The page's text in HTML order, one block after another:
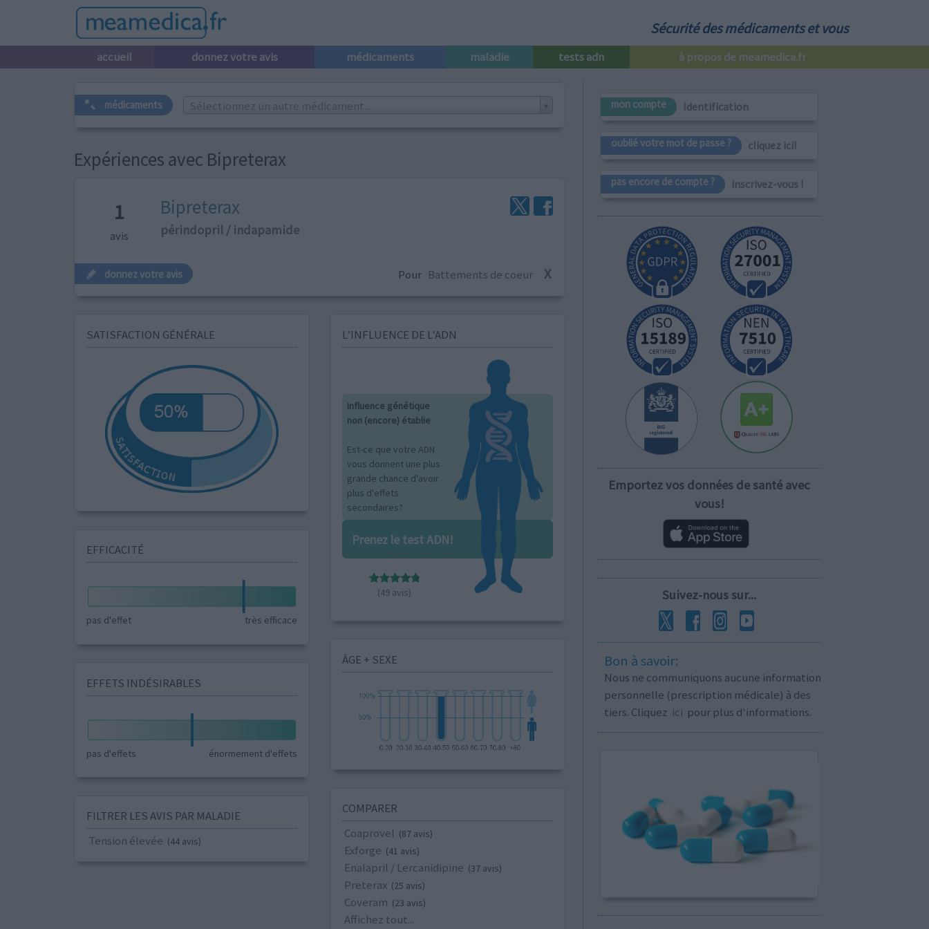
Sécurité des médicaments et vous
accueil donnez votre avis médicaments maladie tests adn à propos de meamedica.fr
médicaments Sélectionnez un autre médicament...
Expériences avec Bipreterax
1
avis
Bipreterax
périndopril / indapamide
donnez votre avis Pour Battements de coeur X
SATISFACTION GÉNÉRALE
EFFICACITÉ
pas d'effet très efficace
EFFETS INDÉSIRABLES
pas d'effets énormement d'effets
FILTRER LES AVIS PAR MALADIE
Tension élevée (44 avis)
L’INFLUENCE DE L'ADN
Influence génétique
non (encore) établie
Est-ce que votre ADN
vous donnent une plus
grande chance d'avoir
plus d'effets
secondaires?
Prenez le test ADN!
(49 avis)
ÂGE + SEXE
COMPARER
Coaprovel (87 avis)
Exforge (41 avis)
Enalapril / Lercanidipine (37 avis)
Preterax (25 avis)
Coveram (23 avis)
Affichez tout...
mon compte Identification
oublié votre mot de passe ? cliquez ici!
pas encore de compte ? inscrivez-vous !
Emportez vos données de santé avec
vous!
Suivez-nous sur...
Bon à savoir:
Nous ne communiquons aucune information
personnelle (prescription médicale) à des
tiers. Cliquez ici pour plus d'informations.